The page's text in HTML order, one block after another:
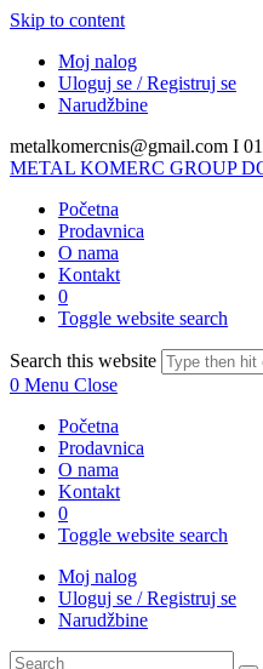
Skip to content
Moj nalog
Uloguj se / Registruj se
Narudžbine
metalkomercnis@gmail.com I
METAL KOMERC GROUP
Početna
Prodavnica
O nama
Kontakt
0
Toggle website search
Search this website
0 Menu Close
Početna
Prodavnica
O nama
Kontakt
0
Toggle website search
Moj nalog
Uloguj se / Registruj se
Narudžbine